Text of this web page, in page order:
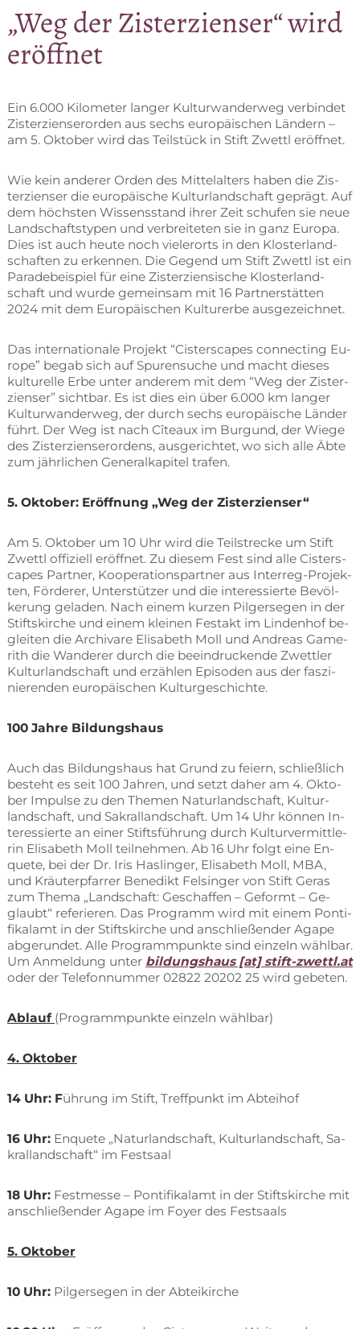
„Weg der Zis­ter­zi­en­ser“ wird
eröffnet
Ein 6.000 Ki­lo­me­ter lan­ger Kul­tur­wan­der­weg ver­bin­det
Zis­ter­zi­en­ser­or­den aus sechs eu­ro­päi­schen Län­dern –
am 5. Ok­to­ber wird das Teil­stück in Stift Zwettl eröffnet.
Wie kein an­de­rer Or­den des Mit­tel­al­ters ha­ben die Zis­
ter­zi­en­ser die eu­ro­päi­sche Kul­tur­land­schaft ge­prägt. Auf
dem höchs­ten Wis­sens­stand ih­rer Zeit schu­fen sie neue
Land­schafts­ty­pen und ver­brei­te­ten sie in ganz Eu­ro­pa.
Dies ist auch heu­te noch vie­ler­orts in den Klos­ter­land­
schaf­ten zu er­ken­nen. Die Ge­gend um Stift Zwettl ist ein
Pa­ra­de­bei­spiel für eine Zis­ter­zi­en­si­sche Klos­ter­land­
schaft und wur­de ge­mein­sam mit 16 Part­ner­stät­ten
2024 mit dem Eu­ro­päi­schen Kul­tur­er­be ausgezeichnet.
Das in­ter­na­tio­na­le Pro­jekt “Cis­ter­s­capes con­nec­ting Eu­
ro­pe” be­gab sich auf Spu­ren­su­che und macht die­ses
kul­tu­rel­le Erbe un­ter an­de­rem mit dem “Weg der Zis­ter­
zi­en­ser” sicht­bar. Es ist dies ein über 6.000 km lan­ger
Kul­tur­wan­der­weg, der durch sechs eu­ro­päi­sche Län­der
führt. Der Weg ist nach Cî­teaux im Bur­gund, der Wie­ge
des Zis­ter­zi­en­ser­or­dens, aus­ge­rich­tet, wo sich alle Äbte
zum jähr­li­chen Ge­ne­ral­ka­pi­tel trafen.
5. Ok­to­ber: Er­öff­nung „Weg der Zisterzienser“
Am 5. Ok­to­ber um 10 Uhr wird die Teil­stre­cke um Stift
Zwettl of­fi­zi­ell er­öff­net. Zu die­sem Fest sind alle Cis­ter­s­
capes Part­ner, Ko­ope­ra­ti­ons­part­ner aus In­ter­reg-Pro­jek­
ten, För­de­rer, Un­ter­stüt­zer und die in­ter­es­sier­te Be­völ­
ke­rung ge­la­den. Nach ei­nem kur­zen Pil­ger­se­gen in der
Stifts­kir­che und ei­nem klei­nen Fest­akt im Lin­den­hof be­
glei­ten die Ar­chi­va­re Eli­sa­beth Moll und An­dre­as Ga­me­
rith die Wan­de­rer durch die be­ein­dru­cken­de Zwett­ler
Kul­tur­land­schaft und er­zäh­len Epi­so­den aus der fas­zi­
nie­ren­den eu­ro­päi­schen Kulturgeschichte.
100 Jah­re Bildungshaus
Auch das Bil­dungs­haus hat Grund zu fei­ern, schließ­lich
be­steht es seit 100 Jah­ren, und setzt da­her am 4. Ok­to­
ber Im­pul­se zu den The­men Na­tur­land­schaft, Kul­tur­
land­schaft, und Sa­kral­land­schaft. Um 14 Uhr kön­nen In­
ter­es­sier­te an ei­ner Stifts­füh­rung durch Kul­tur­ver­mitt­le­
rin Eli­sa­beth Moll teil­neh­men. Ab 16 Uhr folgt eine En­
quete, bei der Dr. Iris Has­lin­ger, Eli­sa­beth Moll, MBA,
und Kräu­ter­pfar­rer Be­ne­dikt Fel­sin­ger von Stift Ge­ras
zum The­ma „Land­schaft: Ge­schaf­fen – Ge­formt – Ge­
glaubt“ re­fe­rie­ren. Das Pro­gramm wird mit ei­nem Pon­ti­
fi­kal­amt in der Stifts­kir­che und an­schlie­ßen­der Aga­pe
ab­ge­run­det. Alle Pro­gramm­punk­te sind ein­zeln wähl­bar.
Um An­mel­dung un­ter bil­dungs­haus [at] stift-zwettl.at
oder der Te­le­fon­num­mer 02822 20202 25 wird gebeten.
Ab­lauf (Pro­gramm­punk­te ein­zeln wählbar)
4. Ok­to­ber
14 Uhr: Füh­rung im Stift, Treff­punkt im Abteihof
16 Uhr: En­quete „Na­tur­land­schaft, Kul­tur­land­schaft, Sa­
kral­land­schaft“ im Festsaal
18 Uhr:Fest­mes­se – Pon­ti­fi­kal­amt in der Stifts­kir­che mit
an­schlie­ßen­der Aga­pe im Foy­er des Festsaals
5. Ok­to­ber
10 Uhr:Pil­ger­se­gen in der Abteikirche